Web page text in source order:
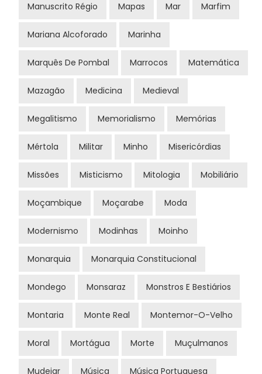
Manuscrito Régio Mapas Mar Marfim
Mariana Alcoforado Marinha
Marquês De Pombal Marrocos Matemática
Mazagão Medicina Medieval
Megalitismo Memorialismo Memórias
Mértola Militar Minho Misericórdias
Missões Misticismo Mitologia Mobiliário
Moçambique Moçarabe Moda
Modernismo Modinhas Moinho
Monarquia Monarquia Constitucional
Mondego Monsaraz Monstros E Bestiários
Montaria Monte Real Montemor-O-Velho
Moral Mortágua Morte Muçulmanos
Mudejar Música Música Portuguesa